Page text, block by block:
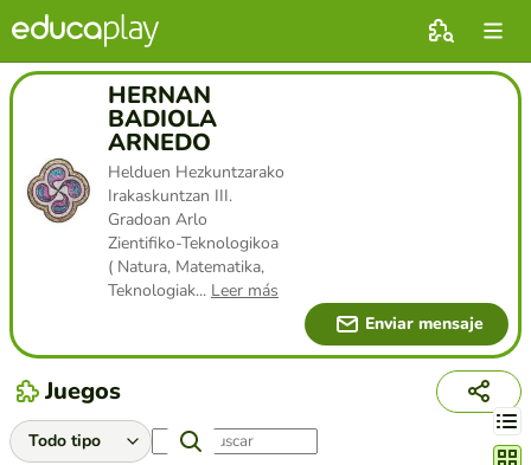
HERNAN
BADIOLA
ARNEDO
Helduen Hezkuntzarako
Irakaskuntzan III.
Gradoan Arlo
Zientifiko-Teknologikoa
( Natura, Matematika,
Teknologiak... Leer más
Enviar mensaje
Juegos